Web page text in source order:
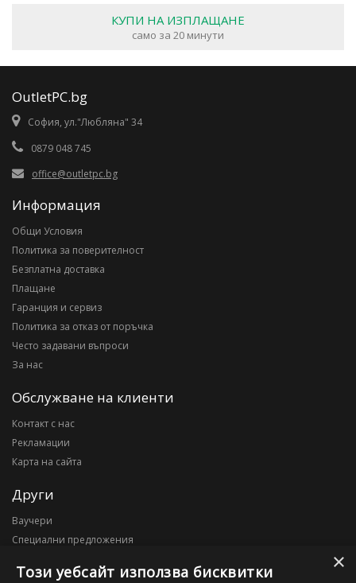
КУПИ НА ИЗПЛАЩАНЕ
само за 20 минути
OutletPC.bg
София, ул."Любляна" 34
0879 048 745
office@outletpc.bg
Информация
Общи Условия
Политика за поверителност
Безплатна доставка
Плащане
Гаранция и сервиз
Политика за отказ от поръчка
Често задавани въпроси
За нас
Обслужване на клиенти
Контакт с нас
Рекламации
Карта на сайта
Други
Ваучери
Специални предложения
×
Този уебсайт използва бисквитки